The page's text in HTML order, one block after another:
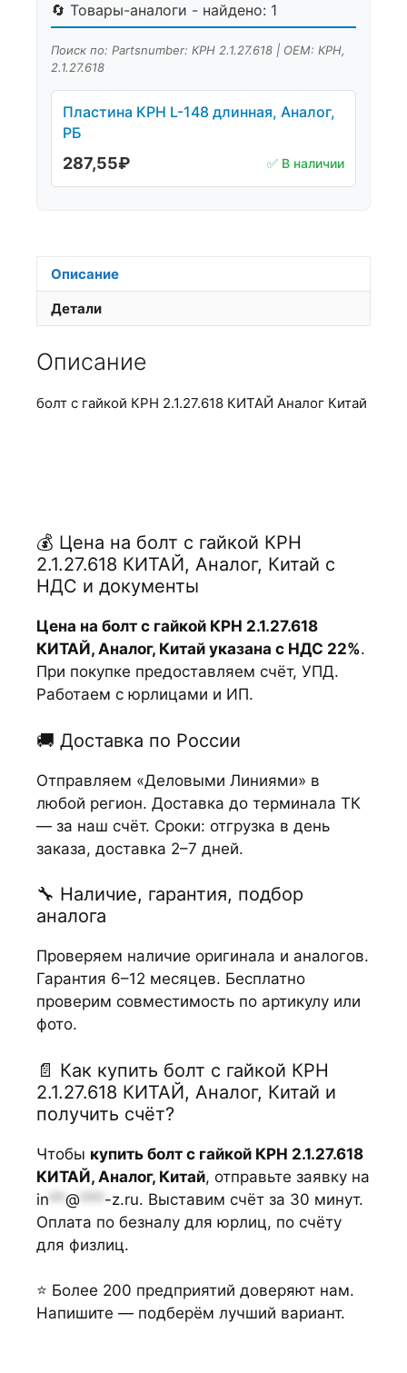
🔄 Товары-аналоги - найдено: 1
Поиск по: Partsnumber: КРН 2.1.27.618 | OEM: КРН,
2.1.27.618
Пластина КРН L-148 длинная, Аналог,
РБ
287,55₽ ✅ В наличии
Описание
Детали
Описание
болт с гайкой КРН 2.1.27.618 КИТАЙ Аналог Китай
💰 Цена на болт с гайкой КРН
2.1.27.618 КИТАЙ, Аналог, Китай с
НДС и документы
Цена на болт с гайкой КРН 2.1.27.618
КИТАЙ, Аналог, Китай указана с НДС 22%.
При покупке предоставляем счёт, УПД.
Работаем с юрлицами и ИП.
🚚 Доставка по России
Отправляем «Деловыми Линиями» в
любой регион. Доставка до терминала ТК
— за наш счёт. Сроки: отгрузка в день
заказа, доставка 2–7 дней.
🔧 Наличие, гарантия, подбор
аналога
Проверяем наличие оригинала и аналогов.
Гарантия 6–12 месяцев. Бесплатно
проверим совместимость по артикулу или
фото.
📄 Как купить болт с гайкой КРН
2.1.27.618 КИТАЙ, Аналог, Китай и
получить счёт?
Чтобы купить болт с гайкой КРН 2.1.27.618
КИТАЙ, Аналог, Китай, отправьте заявку на
in ** @ *** -z.ru. Выставим счёт за 30 минут.
Оплата по безналу для юрлиц, по счёту
для физлиц.
⭐ Более 200 предприятий доверяют нам.
Напишите — подберём лучший вариант.